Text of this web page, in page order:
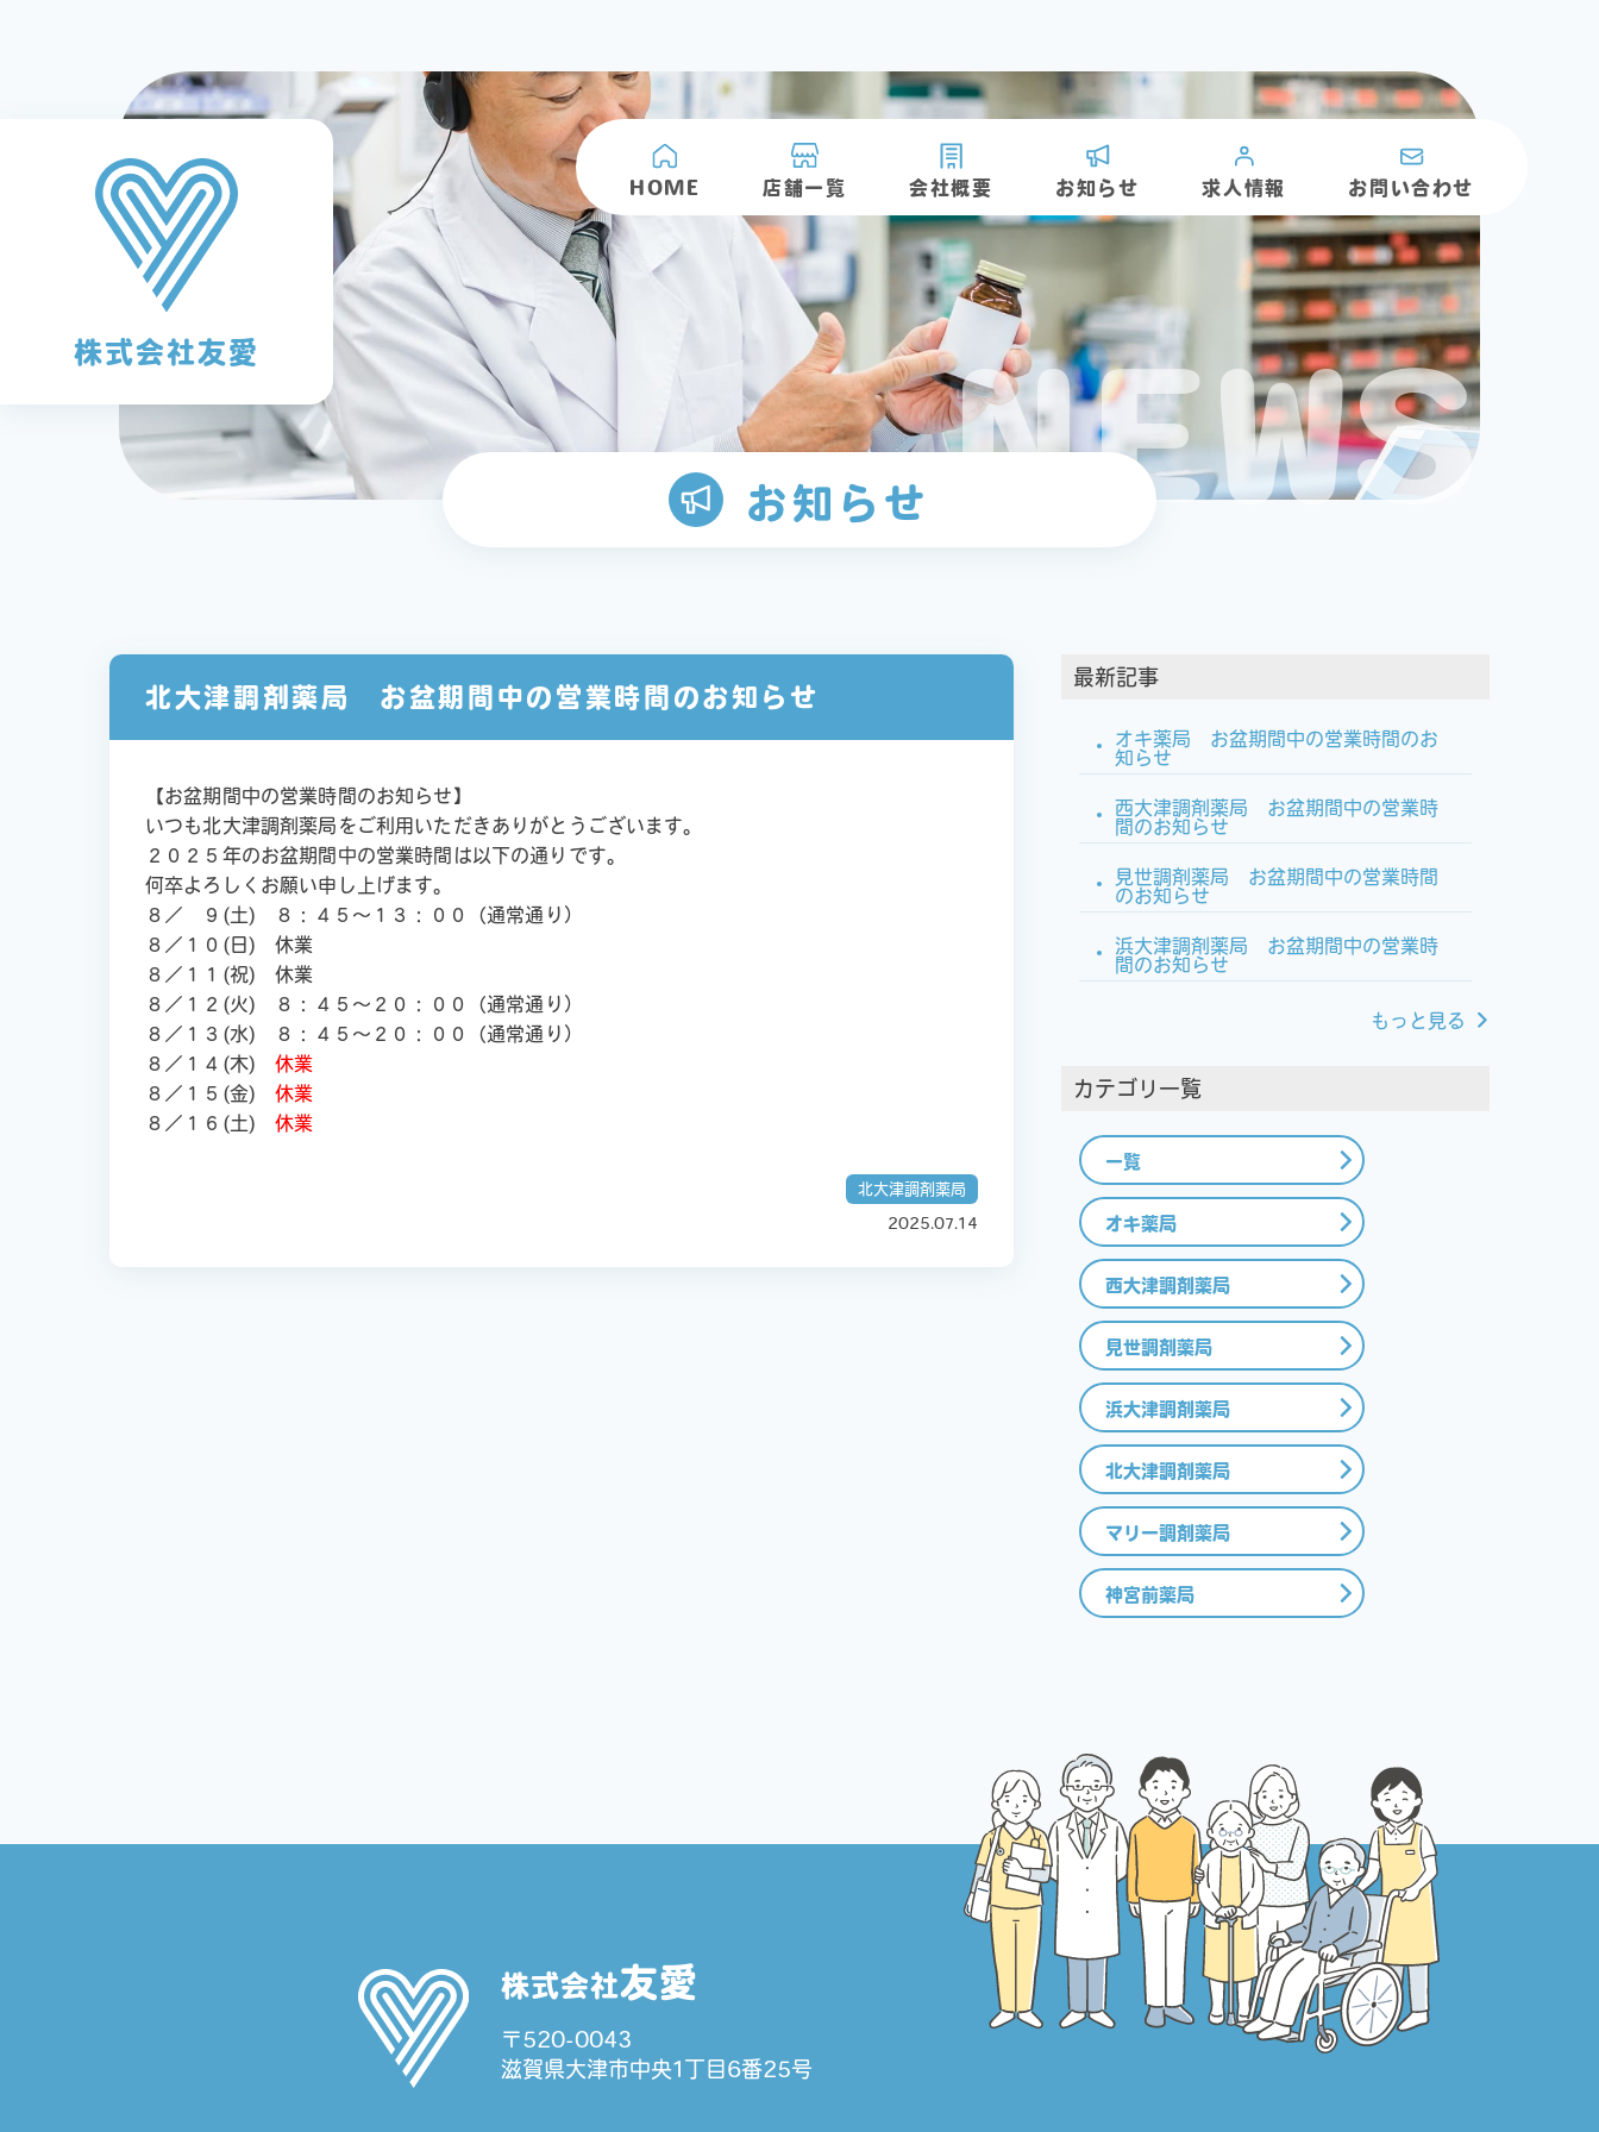
株式会社友愛
HOME 店舗一覧 会社概要 お知らせ 求人情報 お問い合わせ
お知らせ NEWS
北大津調剤薬局 お盆期間中の営業時間のお知らせ
【お盆期間中の営業時間のお知らせ】
いつも北大津調剤薬局をご利用いただきありがとうございます。
２０２５年のお盆期間中の営業時間は以下の通りです。
何卒よろしくお願い申し上げます。
８／ ９(土) ８：４５～１３：００（通常通り）
８／１０(日) 休業
８／１１(祝) 休業
８／１２(火) ８：４５～２０：００（通常通り）
８／１３(水) ８：４５～２０：００（通常通り）
８／１４(木)休業
８／１５(金)休業
８／１６(土)休業
北大津調剤薬局
2025.07.14
最新記事
オキ薬局 お盆期間中の営業時間のお
知らせ
西大津調剤薬局 お盆期間中の営業時
間のお知らせ
見世調剤薬局 お盆期間中の営業時間
のお知らせ
浜大津調剤薬局 お盆期間中の営業時
間のお知らせ
もっと見る
カテゴリ一覧
一覧
オキ薬局
西大津調剤薬局
見世調剤薬局
浜大津調剤薬局
北大津調剤薬局
マリー調剤薬局
神宮前薬局
株式会社友愛
〒520-0043
滋賀県大津市中央1丁目6番25号